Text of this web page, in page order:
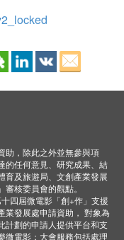
助，除此之外並無參與項
的任何意見、研究成果、結
育及旅遊局、文創產業發展
核委員會的觀點。
四屆微電影「創+作」支援
業發展處申請資助， 對象為
計劃的申請人提供平台和支
微電影；大會服務包括處理